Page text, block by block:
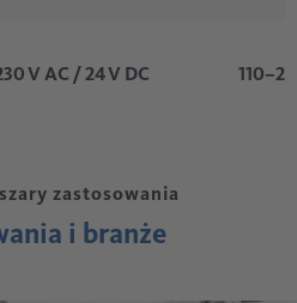
V AC / 24 V DC
zastosowania
i branże